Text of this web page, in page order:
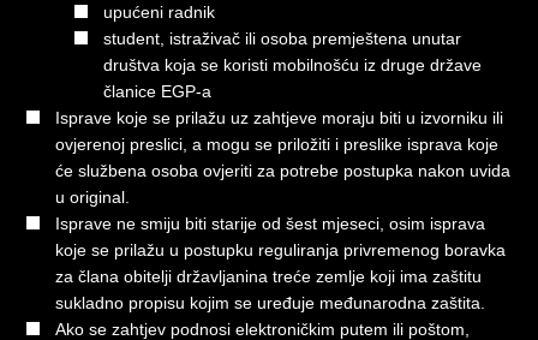
upućeni radnik
student, istraživač ili osoba premještena unutar
društva koja se koristi mobilnošću iz druge države
članice EGP-a
Isprave koje se prilažu uz zahtjeve moraju biti u izvorniku ili
ovjerenoj preslici, a mogu se priložiti i preslike isprava koje
će službena osoba ovjeriti za potrebe postupka nakon uvida
u original.
Isprave ne smiju biti starije od šest mjeseci, osim isprava
koje se prilažu u postupku reguliranja privremenog boravka
za člana obitelji državljanina treće zemlje koji ima zaštitu
sukladno propisu kojim se uređuje međunarodna zaštita.
Ako se zahtjev podnosi elektroničkim putem ili poštom,